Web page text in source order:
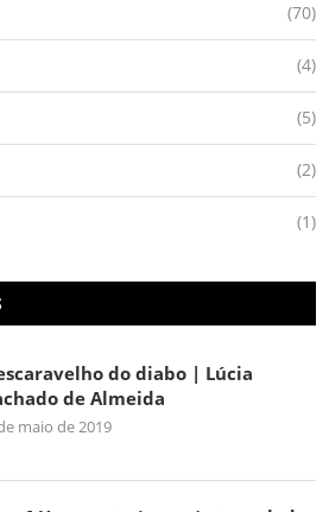
(70)
(4)
(5)
(2)
(1)
do diabo | Lúcia
de Almeida
maio de 2019